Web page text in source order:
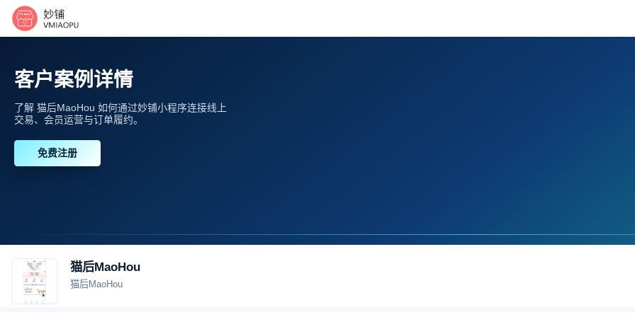
客户案例详情
了解 猫后MaoHou 如何通过妙铺小程序连接线上
交易、会员运营与订单履约。
免费注册
猫后MaoHou
猫后MaoHou